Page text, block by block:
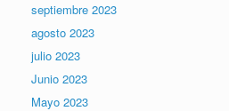
septiembre 2023
agosto 2023
julio 2023
Junio 2023
Mayo 2023